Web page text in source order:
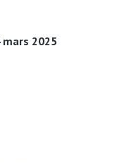
mars 2025